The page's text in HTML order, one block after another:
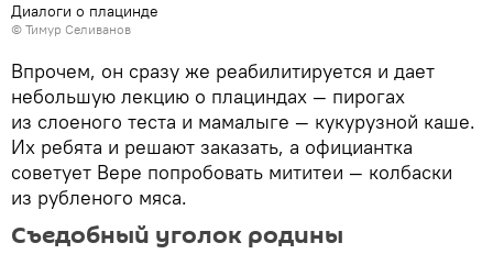
Диалоги о плацинде
© Тимур Селиванов
Впрочем, он сразу же реабилитируется и дает
небольшую лекцию о плациндах — пирогах
из слоеного теста и мамалыге — кукурузной каше.
Их ребята и решают заказать, а официантка
советует Вере попробовать мититеи — колбаски
из рубленого мяса.
Съедобный уголок родины